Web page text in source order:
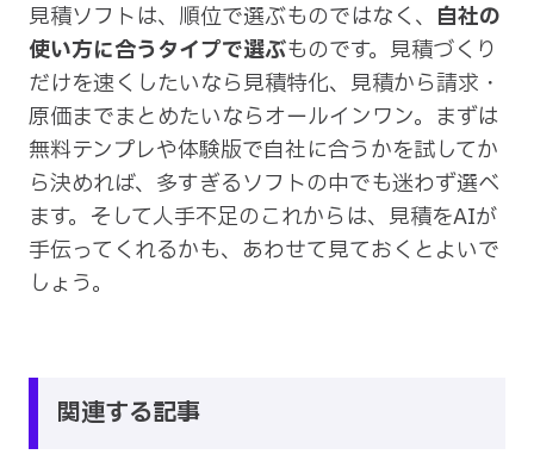
見積ソフトは、順位で選ぶものではなく、 自社の
使い方に合うタイプで選ぶものです。見積づくり
だけを速くしたいなら見積特化、見積から請求・
原価までまとめたいならオールインワン。まずは
無料テンプレや体験版で自社に合うかを試してか
ら決めれば、多すぎるソフトの中でも迷わず選べ
ます。そして人手不足のこれからは、見積をAIが
手伝ってくれるかも、あわせて見ておくとよいで
しょう。
関連する記事